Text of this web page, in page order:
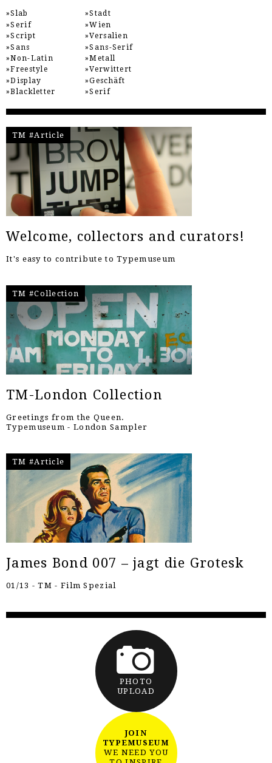
Slab
Serif
Script
Sans
Non-Latin
Freestyle
Display
Blackletter
Stadt
Wien
Versalien
Sans-Serif
Metall
Verwittert
Geschäft
Serif
TM #Article
Welcome, collectors and curators!
It's easy to contribute to Typemuseum
TM #Collection
TM-London Collection
Greetings from the Queen.
Typemuseum - London Sampler
TM #Article
James Bond 007 – jagt die Grotesk
01/13 - TM - Film Spezial
PHOTO
UPLOAD
JOIN
TYPEMUSEUM
WE NEED YOU